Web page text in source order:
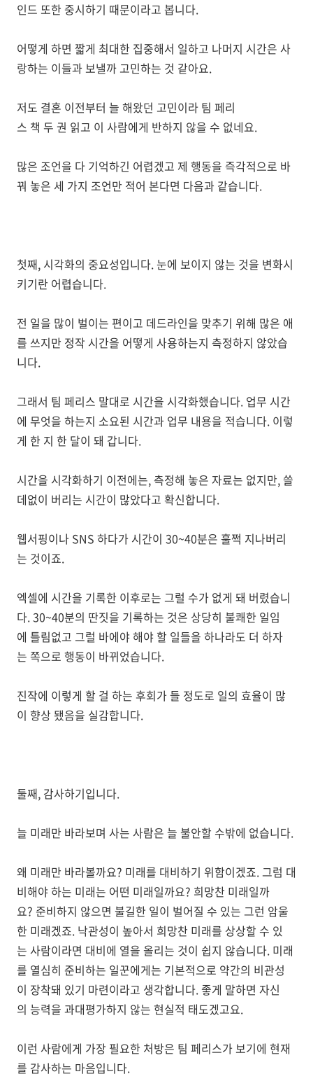
인드 또한 중시하기 때문이라고 봅니다.
어떻게 하면 짧게 최대한 집중해서 일하고 나머지 시간은 사
랑하는 이들과 보낼까 고민하는 것 같아요.
저도 결혼 이전부터 늘 해왔던 고민이라 팀 페리
스 책 두 권 읽고 이 사람에게 반하지 않을 수 없네요.
많은 조언을 다 기억하긴 어렵겠고 제 행동을 즉각적으로 바
꿔 놓은 세 가지 조언만 적어 본다면 다음과 같습니다.
첫째, 시각화의 중요성입니다. 눈에 보이지 않는 것을 변화시
키기란 어렵습니다.
전 일을 많이 벌이는 편이고 데드라인을 맞추기 위해 많은 애
를 쓰지만 정작 시간을 어떻게 사용하는지 측정하지 않았습
니다.
그래서 팀 페리스 말대로 시간을 시각화했습니다. 업무 시간
에 무엇을 하는지 소요된 시간과 업무 내용을 적습니다. 이렇
게 한 지 한 달이 돼 갑니다.
시간을 시각화하기 이전에는, 측정해 놓은 자료는 없지만, 쓸
데없이 버리는 시간이 많았다고 확신합니다.
웹서핑이나 SNS 하다가 시간이 30~40분은 훌쩍 지나버리
는 것이죠.
엑셀에 시간을 기록한 이후로는 그럴 수가 없게 돼 버렸습니
다. 30~40분의 딴짓을 기록하는 것은 상당히 불쾌한 일임
에 틀림없고 그럴 바에야 해야 할 일들을 하나라도 더 하자
는 쪽으로 행동이 바뀌었습니다.
진작에 이렇게 할 걸 하는 후회가 들 정도로 일의 효율이 많
이 향상 됐음을 실감합니다.
둘째, 감사하기입니다.
늘 미래만 바라보며 사는 사람은 늘 불안할 수밖에 없습니다.
왜 미래만 바라볼까요? 미래를 대비하기 위함이겠죠. 그럼 대
비해야 하는 미래는 어떤 미래일까요? 희망찬 미래일까
요? 준비하지 않으면 불길한 일이 벌어질 수 있는 그런 암울
한 미래겠죠. 낙관성이 높아서 희망찬 미래를 상상할 수 있
는 사람이라면 대비에 열을 올리는 것이 쉽지 않습니다. 미래
를 열심히 준비하는 일꾼에게는 기본적으로 약간의 비관성
이 장착돼 있기 마련이라고 생각합니다. 좋게 말하면 자신
의 능력을 과대평가하지 않는 현실적 태도겠고요.
이런 사람에게 가장 필요한 처방은 팀 페리스가 보기에 현재
를 감사하는 마음입니다.